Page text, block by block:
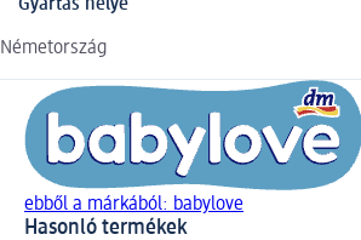
Gyártás helye
Németország
ebből a márkából: babylove
Hasonló termékek